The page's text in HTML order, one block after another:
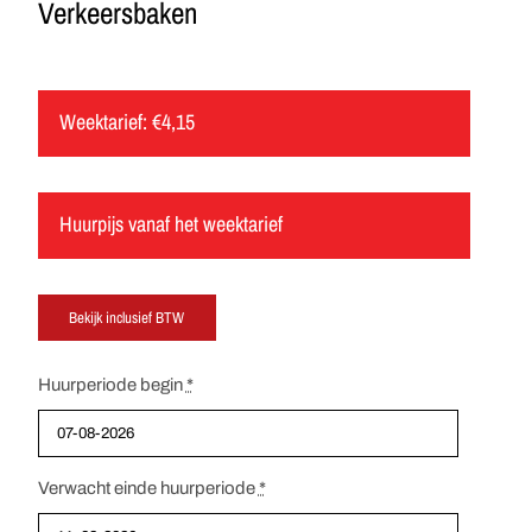
Verkeersbaken
Weektarief: €4,15
Huurpijs vanaf het weektarief
Huurperiode begin*
Verwacht einde huurperiode*